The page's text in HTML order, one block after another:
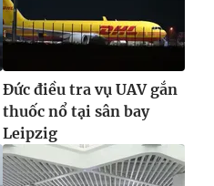
Đức điều tra vụ UAV gắn
thuốc nổ tại sân bay
Leipzig